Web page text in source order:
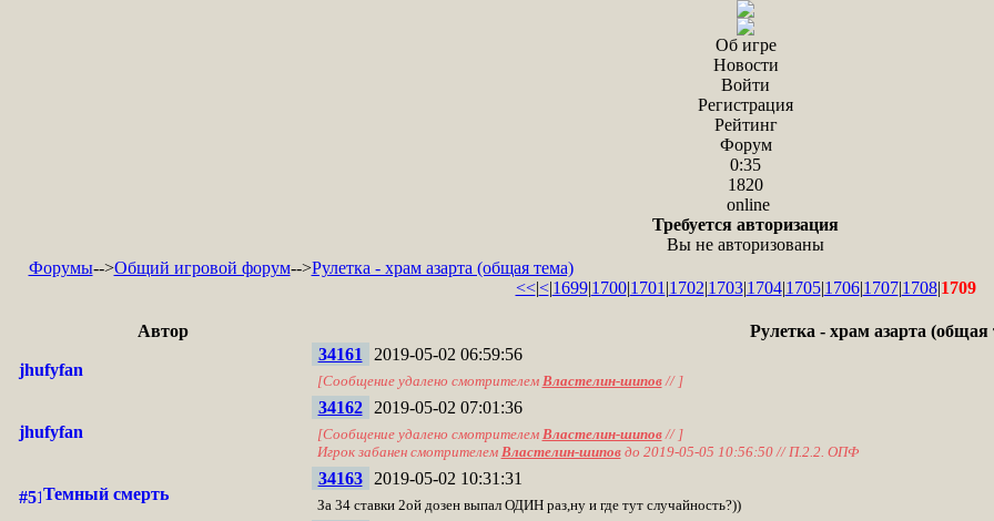
Об игре
Новости
Войти
Регистрация
Рейтинг
Форум
0:35
1820
online
Требуется авторизация
Вы не авторизованы
Форумы-->Общий игровой форум-->Рулетка - храм азарта (общая тема)
<<|<|1699|1700|1701 |1702|1703|1704|1705|1706|1707|1708|1709
Автор Рулетка - храм азарта (общая
jhufyfan
34161 2019-05-02 06:59:56
[Сообщение удалено смотрителем Властелин-шипов// ]
jhufyfan
34162 2019-05-02 07:01:36
[Сообщение удалено смотрителем Властелин-шипов// ]
Игрок забанен смотрителем Властелин-шиповдо 2019-05-05 10:56:50 // П.2.2. ОПФ
Темный смерть
34163 2019-05-02 10:31:31
За 34 ставки 2ой дозен выпал ОДИН раз,ну и где тут случайность?))